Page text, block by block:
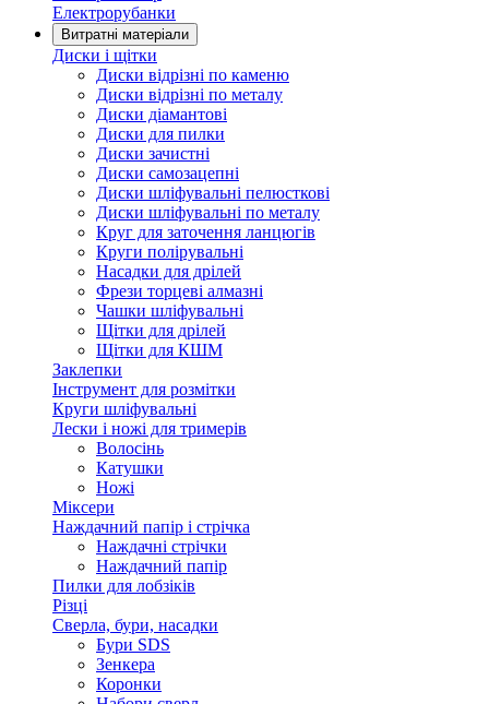
Електрорубанки
Витратні матеріали
Диски і щітки
Диски відрізні по каменю
Диски відрізні по металу
Диски діамантові
Диски для пилки
Диски зачистні
Диски самозацепні
Диски шліфувальні пелюсткові
Диски шліфувальні по металу
Круг для заточення ланцюгів
Круги полірувальні
Насадки для дрілей
Фрези торцеві алмазні
Чашки шліфувальні
Щітки для дрілей
Щітки для КШМ
Заклепки
Інструмент для розмітки
Круги шліфувальні
Лески і ножі для тримерів
Волосінь
Катушки
Ножі
Міксери
Наждачний папір і стрічка
Наждачні стрічки
Наждачний папір
Пилки для лобзіків
Різці
Сверла, бури, насадки
Бури SDS
Зенкера
Коронки